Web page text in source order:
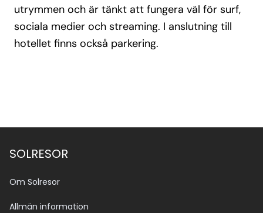
utrymmen och är tänkt att fungera väl för surf,
sociala medier och streaming. I anslutning till
hotellet finns också parkering.
SOLRESOR
Om Solresor
Allmän information